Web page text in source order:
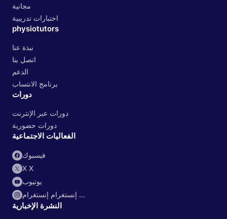
مجانية
اختبارات تدريبية
physiotutors
نبذة عنا
اتصل بنا
الدعم
برنامج الانتساب
دورات
دورات عبر الإنترنت
دورات حضورية
الفعاليات الاجتماعية
فيسبوك
X X
يوتيوب
إنستغرام إنستغرام ...
النشرة الإخبارية